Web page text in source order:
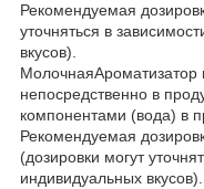
Рекомендуемая
уточняться в
вкусов).
МолочнаяАроматизатор
непосредственно в
компонентами (вода) в
Рекомендуемая
(дозировки могут
индивидуальных вкусов).